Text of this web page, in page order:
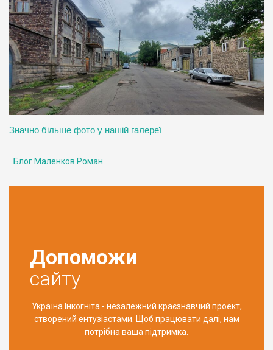
Значно більше фото у нашій галереї
Блог Маленков Роман
Допоможи
сайту
Україна Інкогніта - незалежний краєзнавчий проект,
створений ентузіастами. Щоб працювати далі, нам
потрібна ваша підтримка.